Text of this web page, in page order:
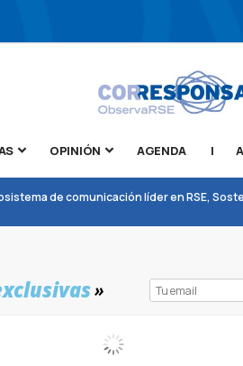
OPINIÓN AGENDA |
de comunicación líder en RSE,
»